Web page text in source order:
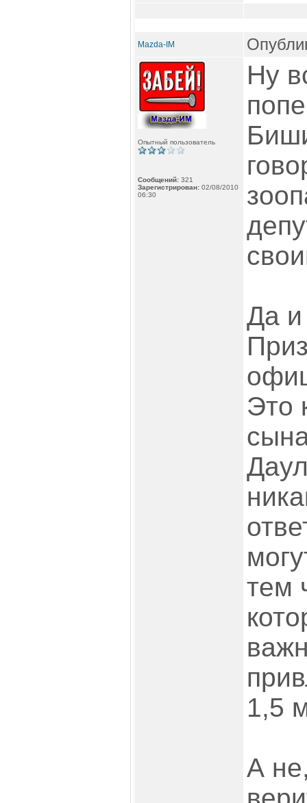
Mazda-IM
Опытный пользователь
Сообщений: 321
Зарегистрирован: 02/08/2010
06:30
Ну
Да и
Это
тем
1,5
А